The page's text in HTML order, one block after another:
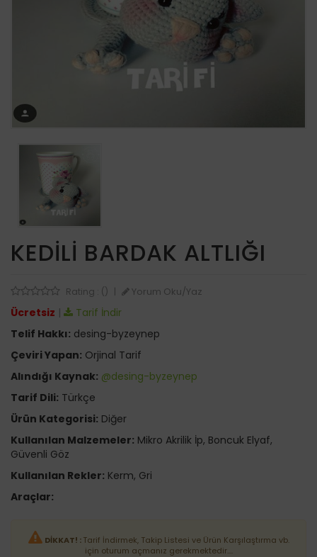
KEDILI BARDAK ALTLIĞI
Rating : () Yorum Oku/Yaz
Ücretsiz |
Tarif İndir
Telif Hakkı: desing-byzeynep
Çeviri Yapan: Orjinal Tarif
Alındığı Kaynak: @desing-byzeynep
Tarif Dili: Türkçe
Ürün Kategorisi: Diğer
Kullanılan Malzemeler: Mikro Akrilik İp, Boncuk Elyaf,
Güvenli Göz
Kullanılan Rekler: Kerm, Gri
Araçlar:
DİKKAT! :Tarif İndirmek, Takip Listesi ve Ürün Karşılaştırma vb.
için oturum açmanız gerekmektedir....